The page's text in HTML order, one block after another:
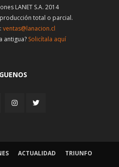
LANET S.A. 2014
total o parcial.
ventas@lanacion.cl
antigua? Solicítala aquí
ACTUALIDAD TRIUNFO